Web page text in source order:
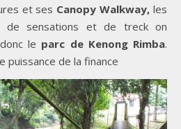
et ses Canopy Walkway, les
de sensations et de treck on
le parc de Kenong Rimba.
puissance de la finance